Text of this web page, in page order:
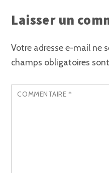
Laisser un
Votre adresse e-mail ne
champs obligatoires
COMMENTAIRE *